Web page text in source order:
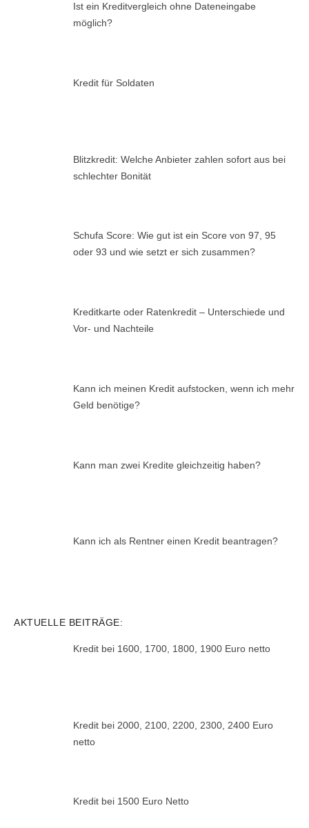
Ist ein Kreditvergleich ohne Dateneingabe
möglich?
Kredit für Soldaten
Blitzkredit: Welche Anbieter zahlen sofort aus bei
schlechter Bonität
Schufa Score: Wie gut ist ein Score von 97, 95
oder 93 und wie setzt er sich zusammen?
Kreditkarte oder Ratenkredit – Unterschiede und
Vor- und Nachteile
Kann ich meinen Kredit aufstocken, wenn ich mehr
Geld benötige?
Kann man zwei Kredite gleichzeitig haben?
Kann ich als Rentner einen Kredit beantragen?
AKTUELLE BEITRÄGE:
Kredit bei 1600, 1700, 1800, 1900 Euro netto
Kredit bei 2000, 2100, 2200, 2300, 2400 Euro
netto
Kredit bei 1500 Euro Netto